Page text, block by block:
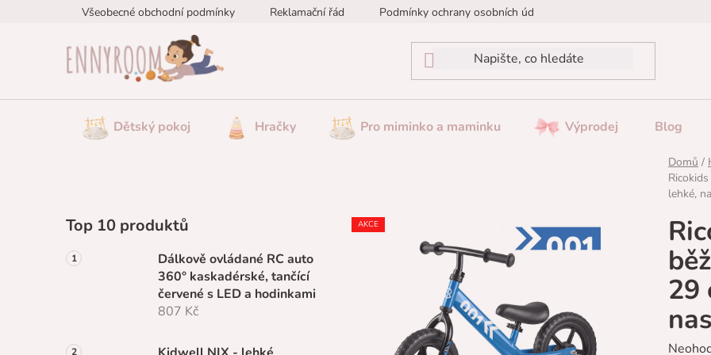
Všeobecné obchodní podmínky Reklamační řád Podmínky ochrany osobních údajů
Dětský pokoj Hračky Pro miminko a maminku Výprodej Blog
Domů /
lehké,
o
s
t
Top 10 produktů
Dálkově ovládané RC auto
360° kaskadérské, tančící
červené s LED a hodinkami
807 Kč
29
AKCE